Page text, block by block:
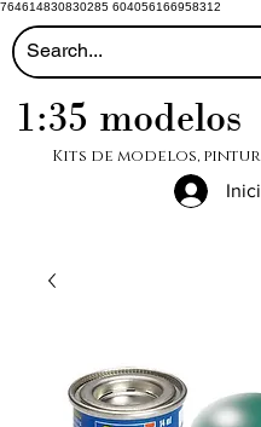
764614830830285 604056166958312
1:35 modelos
Kits de modelos,